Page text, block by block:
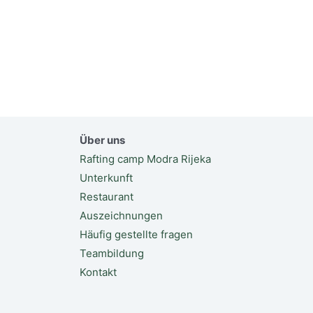
Über uns
Rafting camp Modra Rijeka
Unterkunft
Restaurant
Auszeichnungen
Häufig gestellte fragen
Teambildung
Kontakt